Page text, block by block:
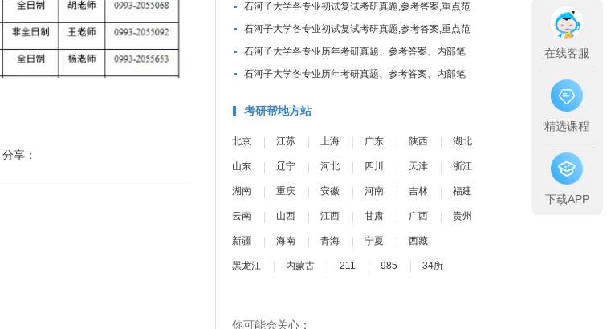
分享：
石河子大学各专业初试复试考研真题,参考答案,重点范
围
石河子大学各专业初试复试考研真题,参考答案,重点范
围
石河子大学各专业历年考研真题、参考答案、内部笔
记
石河子大学各专业历年考研真题、参考答案、内部笔
考研帮地方站
北京 江苏 上海 广东 陕西 湖北
山东 辽宁 河北 四川 天津 浙江
湖南 重庆 安徽 河南 吉林 福建
云南 山西 江西 甘肃 广西 贵州
新疆 海南 青海 宁夏 西藏
黑龙江 内蒙古 211 985 34所
你可能会关心：
在线客服
精选课程
下载APP